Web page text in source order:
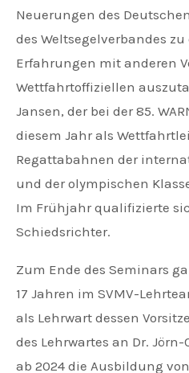
Neuerungen des
des Weltsegelverbandes
Erfahrungen mit anderen
Wettfahrtoffiziellen
Jansen, der bei der 85.
diesem Jahr als
Regattabahnen der
und der olympischen
Im Frühjahr qualifizierte
Schiedsrichter.
Zum Ende des Seminars
17 Jahren im SVMV-
als Lehrwart dessen
des Lehrwartes an Dr.
ab 2024 die Ausbildung